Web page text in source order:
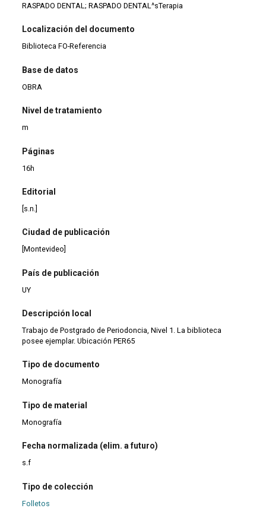
RASPADO DENTAL; RASPADO DENTAL^sTerapia
Localización del documento
Biblioteca FO-Referencia
Base de datos
OBRA
Nivel de tratamiento
m
Páginas
16h
Editorial
[s.n.]
Ciudad de publicación
[Montevideo]
País de publicación
UY
Descripción local
Trabajo de Postgrado de Periodoncia, Nivel 1. La biblioteca
posee ejemplar. Ubicación PER65
Tipo de documento
Monografía
Tipo de material
Monografía
Fecha normalizada (elim. a futuro)
s.f
Tipo de colección
Folletos